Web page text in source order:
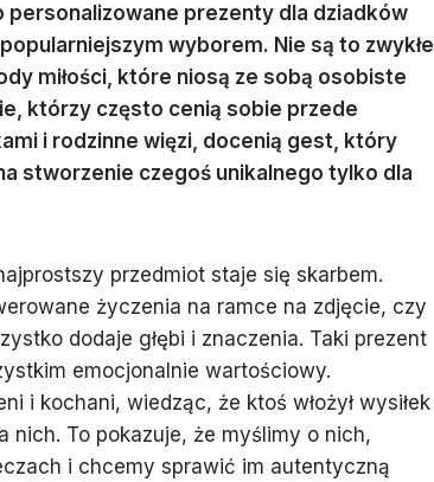
personalizowane prezenty dla dziadków
wyborem. Nie są to zwykłe
miłości, które niosą ze sobą osobiste
którzy często cenią sobie przede
i rodzinne więzi, docenią gest, który
stworzenie czegoś unikalnego tylko dla
przedmiot staje się skarbem.
życzenia na ramce na zdjęcie, czy
dodaje głębi i znaczenia. Taki prezent
emocjonalnie wartościowy.
i kochani, wiedząc, że ktoś włożył wysiłek
nich. To pokazuje, że myślimy o nich,
i chcemy sprawić im autentyczną